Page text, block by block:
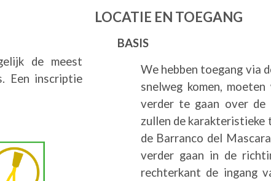
de meest
Een inscriptie
LOCATIE EN TOEGANG
BASIS
We hebben toegang via
snelweg komen,
verder te gaan over de
zullen de karakteristieke
de Barranco del
verder gaan in de
rechterkant de ingang